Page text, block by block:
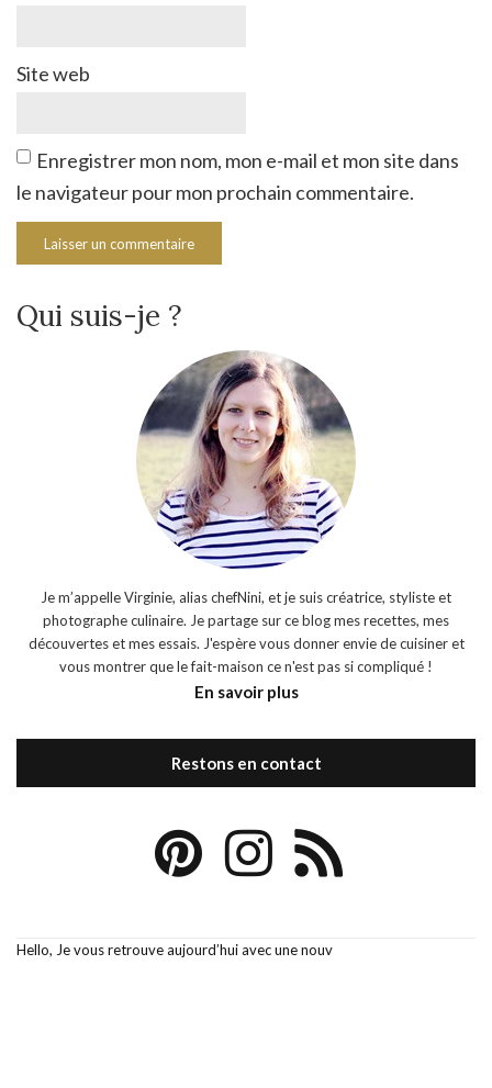
Site web
Enregistrer mon nom, mon e-mail et mon site dans
le navigateur pour mon prochain commentaire.
Qui suis-je ?
Je m’appelle Virginie, alias chefNini, et je suis créatrice, styliste et
photographe culinaire. Je partage sur ce blog mes recettes, mes
découvertes et mes essais. J'espère vous donner envie de cuisiner et
vous montrer que le fait-maison ce n'est pas si compliqué !
En savoir plus
Restons en contact
Hello, Je vous retrouve aujourd’hui avec une nouv